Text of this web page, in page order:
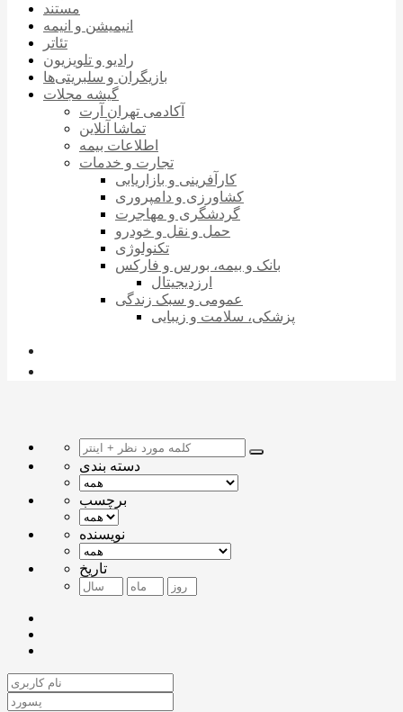
مستند
انیمیشن و انیمه
تئاتر
رادیو و تلویزیون
بازیگران و سلبریتی‌ها
گیشه مجلات
آکادمی تهران آرت
تماشا آنلاین
اطلاعات بیمه
تجارت و خدمات
کارآفرینی و بازاریابی
کشاورزی و دامپروری
گردشگری و مهاجرت
حمل و نقل و خودرو
تکنولوژی
بانک و بیمه، بورس و فارکس
ارزدیجیتال
عمومی و سبک زندگی
پزشکی، سلامت و زیبایی
دسته بندی
برچسب
نویسنده
تاریخ